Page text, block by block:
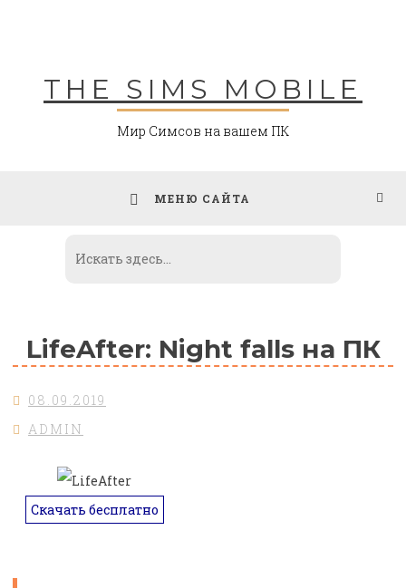
THE SIMS MOBILE
Мир Симсов на вашем ПК
МЕНЮ САЙТА
LifeAfter: Night falls на ПК
08.09.2019
ADMIN
Скачать бесплатно